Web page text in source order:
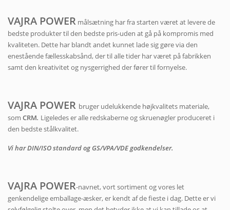
VAJRA POWER målsætning har fra starten været at levere de
bedste produkter til den bedste pris-uden at gå på kompromis med
kvaliteten. Dette har blandt andet kunnet lade sig gøre via den
enestående fællesskabsånd, der til alle tider har været på fabrikken
samt den kreativitet og nysgerrighed der fører til fornyelse.
VAJRA POWER bruger udelukkende højkvalitets materiale,
som CRM. Ligeledes er alle redskaberne og skruenøgler produceret i
den bedste stålkvalitet.
Vi har DIN/ISO standard og GS/VPA/VDE godkendelser.
VAJRA POWER-navnet, vort sortiment og vores let
genkendelige emballage-æsker, er kendt af de fieste i dag. Dette er vi